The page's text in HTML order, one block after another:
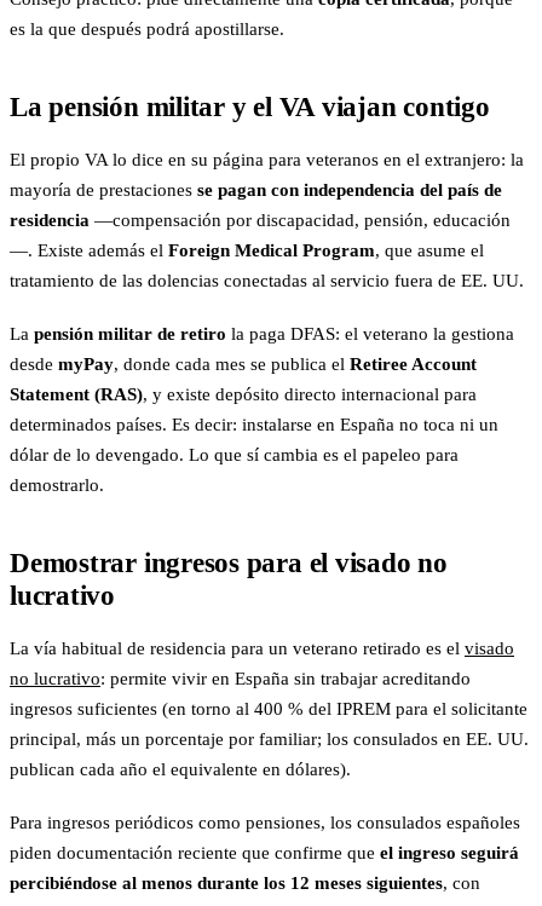
es la que después podrá apostillarse.
La pensión militar y el VA viajan contigo
El propio VA lo dice en su página para veteranos en el extranjero: la
mayoría de prestaciones se pagan con independencia del país de
residencia —compensación por discapacidad, pensión, educación
—. Existe además el Foreign Medical Program, que asume el
tratamiento de las dolencias conectadas al servicio fuera de EE. UU.
La pensión militar de retiro la paga DFAS: el veterano la gestiona
desde myPay, donde cada mes se publica el Retiree Account
Statement (RAS), y existe depósito directo internacional para
determinados países. Es decir: instalarse en España no toca ni un
dólar de lo devengado. Lo que sí cambia es el papeleo para
demostrarlo.
Demostrar ingresos para el visado no
lucrativo
La vía habitual de residencia para un veterano retirado es el visado
no lucrativo: permite vivir en España sin trabajar acreditando
ingresos suficientes (en torno al 400 % del IPREM para el solicitante
principal, más un porcentaje por familiar; los consulados en EE. UU.
publican cada año el equivalente en dólares).
Para ingresos periódicos como pensiones, los consulados españoles
piden documentación reciente que confirme que el ingreso seguirá
percibiéndose al menos durante los 12 meses siguientes, con